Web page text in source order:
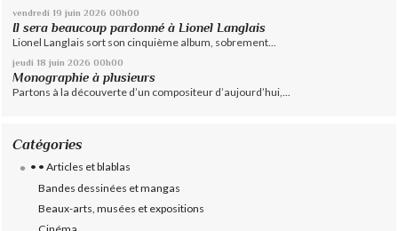
vendredi 19 juin 2026 00h00
Il sera beaucoup pardonné à Lionel Langlais
Lionel Langlais sort son cinquième album, sobrement...
jeudi 18 juin 2026 00h00
Monographie à plusieurs
Partons à la découverte d’un compositeur d’aujourd’hui,...
Catégories
• • Articles et blablas
Bandes dessinées et mangas
Beaux-arts, musées et expositions